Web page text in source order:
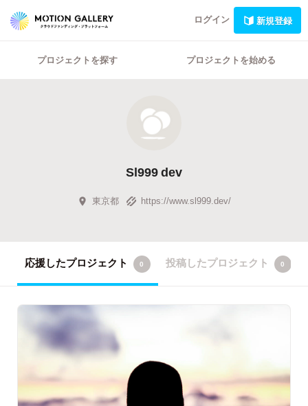
ログイン 新規登録
プロジェクトを探す プロジェクトを始める
Sl999 dev
東京都 https://www.sl999.dev/
応援したプロジェクト 0 投稿したプロジェクト 0